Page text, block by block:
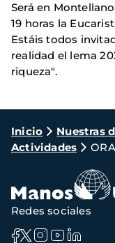
Será en
19 horas la
Estáis todos
realidad el lema
riqueza".
Ruta
de
navegación
Inicio Nuestras
Actividades
Redes sociales